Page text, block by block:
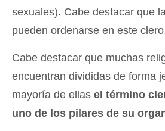
sexuales). Cabe destacar que
pueden ordenarse en este
Cabe destacar que muchas
encuentran divididas de forma
mayoría de ellas el término
uno de los pilares de su